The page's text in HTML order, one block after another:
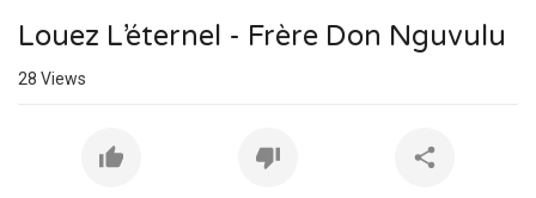
Louez L’éternel - Frère Don Nguvulu
28 Views